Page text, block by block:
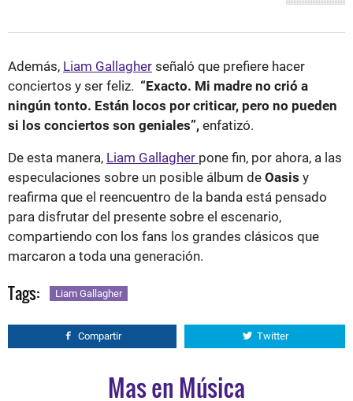
Además, Liam Gallagher señaló que prefiere hacer
conciertos y ser feliz. “Exacto. Mi madre no crió a
ningún tonto. Están locos por criticar, pero no pueden
si los conciertos son geniales”, enfatizó.
De esta manera, Liam Gallagher pone fin, por ahora, a las
especulaciones sobre un posible álbum de Oasis y
reafirma que el reencuentro de la banda está pensado
para disfrutar del presente sobre el escenario,
compartiendo con los fans los grandes clásicos que
marcaron a toda una generación.
Tags: Liam Gallagher
Compartir Twitter
Mas en Música